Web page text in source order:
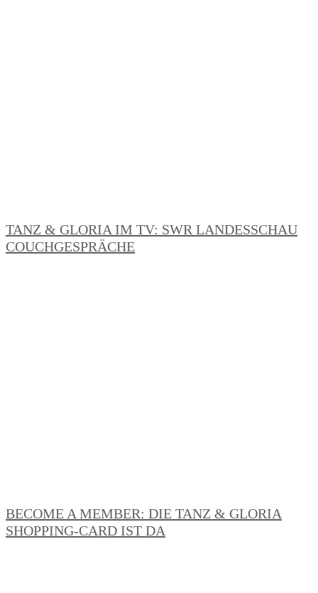
TANZ & GLORIA IM TV: SWR LANDESSCHAU
COUCHGESPRÄCHE
BECOME A MEMBER: DIE TANZ & GLORIA
SHOPPING-CARD IST DA